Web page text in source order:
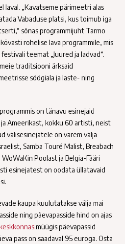
laval. „Kavatseme pärimeetri alas
Vabaduse platsi, kus toimub iga
sõnas programmijuht Tarmo
rohelise lava programmile, mis
teemat „Juured ja ladvad“.
traditsiooni ärksaid
söögiala ja laste- ning
on tänavu esinejaid
Ameerikast, kokku 60 artisti, neist
välisesinejatele on varem välja
Samba Touré Malist, Breabach
Poolast ja Belgia-Fääri
esinejatest on oodata üllatavaid
kaupa kuulutatakse välja mai
ning päevapasside hind on ajas
müügis päevapassid
pass on saadaval 95 euroga. Osta